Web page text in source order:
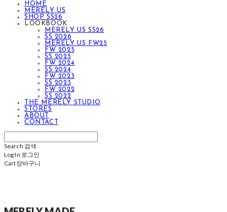
HOME
MERELY US
SHOP SS26
LOOKBOOK
MERELY US SS26
SS 2026
MERELY US FW25
FW 2025
SS 2025
FW 2024
SS 2024
FW 2023
SS 2023
FW 2022
SS 2022
THE MERELY STUDIO
STORES
ABOUT
CONTACT
Search 검색
Log In 로그인
Cart장바구니